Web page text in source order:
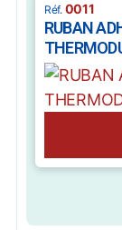
RUBAN
0011